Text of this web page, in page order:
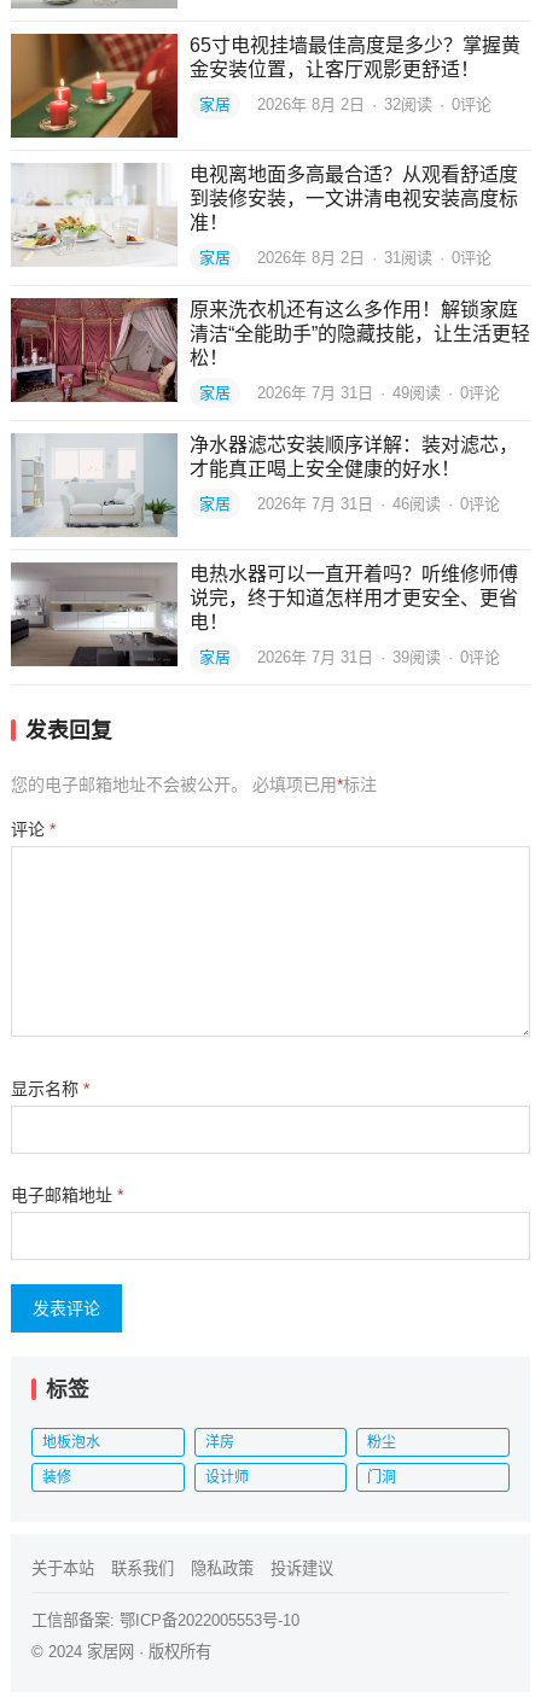
65寸电视挂墙最佳高度是多少？掌握黄
金安装位置，让客厅观影更舒适！
家居 2026年 8月 2日 · 32阅读 · 0评论
电视离地面多高最合适？从观看舒适度
到装修安装，一文讲清电视安装高度标
准！
家居 2026年 8月 2日 · 31阅读 · 0评论
原来洗衣机还有这么多作用！解锁家庭
清洁“全能助手”的隐藏技能，让生活更轻
松！
家居 2026年 7月 31日 · 49阅读 · 0评论
净水器滤芯安装顺序详解：装对滤芯，
才能真正喝上安全健康的好水！
家居 2026年 7月 31日 · 46阅读 · 0评论
电热水器可以一直开着吗？听维修师傅
说完，终于知道怎样用才更安全、更省
电！
家居 2026年 7月 31日 · 39阅读 · 0评论
发表回复
您的电子邮箱地址不会被公开。 必填项已用*标注
评论 *
显示名称 *
电子邮箱地址 *
标签
地板泡水 洋房 粉尘
装修 设计师 门洞
关于本站 联系我们 隐私政策 投诉建议
工信部备案: 鄂ICP备2022005553号-10
© 2024 家居网 · 版权所有